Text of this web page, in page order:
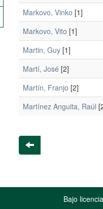
Markovo, Vinko [1]
Markovo, Vito [1]
Martin, Guy[1]
Martí, José [2]
Martín, Franjo [2]
Martínez Anguita, Raúl
Bajo